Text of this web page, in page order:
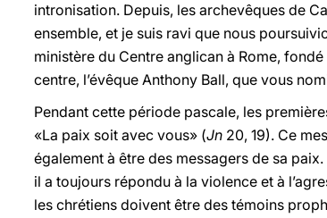
intronisation. Depuis, les archevêques de
ensemble, et je suis ravi que nous
ministère du Centre anglican à Rome,
centre, l’évêque Anthony Ball, que vous
Pendant cette période pascale, les
«La paix soit avec vous» (Jn 20, 19). Ce
également à être des messagers de sa
il a toujours répondu à la violence et à
les chrétiens doivent être des témoins